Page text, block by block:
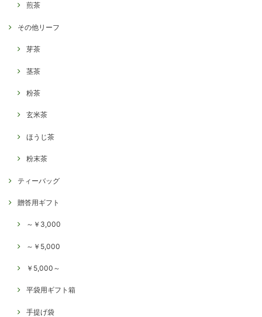
煎茶
その他リーフ
芽茶
茎茶
粉茶
玄米茶
ほうじ茶
粉末茶
ティーバッグ
贈答用ギフト
～￥3,000
～￥5,000
￥5,000～
平袋用ギフト箱
手提げ袋